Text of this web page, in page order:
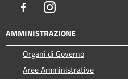
FacebookInstagram
AMMINISTRAZIONE
Organi di Governo
Aree Amministrative